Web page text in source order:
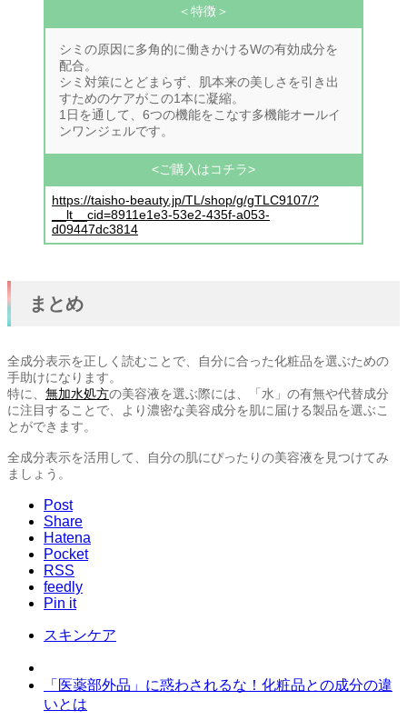
＜特徴＞
シミの原因に多角的に働きかけるWの有効成分を
配合。
シミ対策にとどまらず、肌本来の美しさを引き出
すためのケアがこの1本に凝縮。
1日を通して、6つの機能をこなす多機能オールイ
ンワンジェルです。
<ご購入はコチラ>
https://taisho-beauty.jp/TL/shop/g/gTLC9107/?
__lt__cid=8911e1e3-53e2-435f-a053-
d09447dc3814
まとめ
全成分表示を正しく読むことで、自分に合った化粧品を選ぶための
手助けになります。
特に、 無加水処方の美容液を選ぶ際には、「水」の有無や代替成分
に注目することで、より濃密な美容成分を肌に届ける製品を選ぶこ
とができます。
全成分表示を活用して、自分の肌にぴったりの美容液を見つけてみ
ましょう。
Post
Share
Hatena
Pocket
RSS
feedly
Pin it
スキンケア
「医薬部外品」に惑わされるな！化粧品との成分の違
いとは